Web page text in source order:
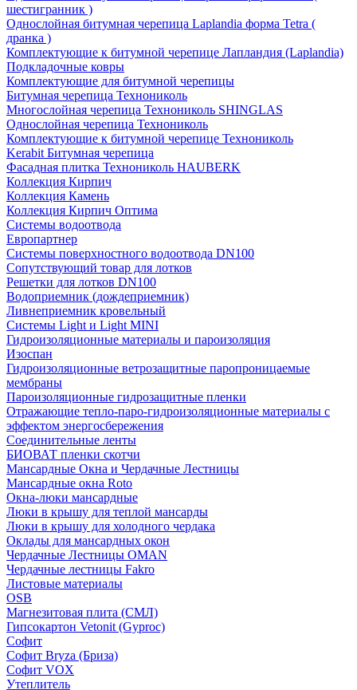
шестигранник )
Однослойная битумная черепица Laplandia форма Tetra (
дранка )
Комплектующие к битумной черепице Лапландия (Laplandia)
Подкладочные ковры
Комплектующие для битумной черепицы
Битумная черепица Технониколь
Многослойная черепица Технониколь SHINGLAS
Однослойная черепица Технониколь
Комплектующие к битумной черепице Технониколь
Kerabit Битумная черепица
Фасадная плитка Технониколь HAUBERK
Кол​лекция Кирпич
Кол​лекция Камень
Коллекция Кирпич Оптима
Системы водоотвода
Европартнер
Системы поверхностного водоотвода DN100
Сопутствующий товар для лотков
Решетки для лотков DN100
Водоприемник (дождеприемник)
Ливнеприемник кровельный
Системы Light и Light MINI
Гидроизоляционные материалы и пароизоляция
Изоспан
Гидроизоляционные ветрозащитные паропроницаемые
мембраны
Пароизоляционные гидрозащитные пленки
Отражающие тепло-паро-гидроизоляционные материалы с
эффектом энергосбережения
Соединительные ленты
БИОВАТ пленки скотчи
Мансардные Окна и Чердачные Лестницы
Мансардные окна Roto
Окна-люки мансардные
Люки в крышу для теплой мансарды
Люки в крышу для холодного чердака
Оклады для мансардных окон
Чердачные Лестницы OMAN
Чердачные лестницы Fakro
Листовые материалы
OSB
Магнезитовая плита (СМЛ)
Гипсокартон Vetonit (Gyproc)
Софит
Софит Bryza (Бриза)
Софит VOX
Утеплитель